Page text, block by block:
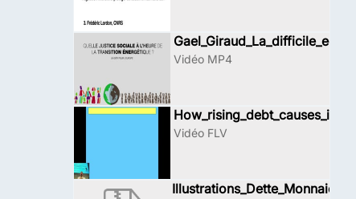
Vidéo MP4
Vidéo FLV
Illustrations_Dette_Monnaie1